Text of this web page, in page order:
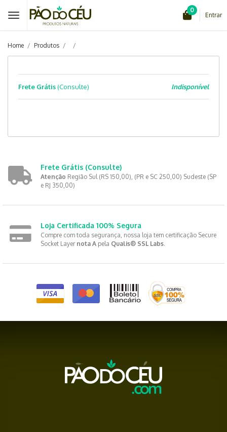
0
Entrar
Home Produtos
Indisponível
Frete Grátis(Consulte)
Frete Grátis (Consulte)
Atenção Região Sul (RS 150,00), (PR e SC 250,00) Sudeste (SP
e RJ 350,00)
Loja Certificada 100% Segura
Compre com toda segurança, nossa loja tem certificação Secure
Socket Layer nota A pela Qualis® SSL Labs.